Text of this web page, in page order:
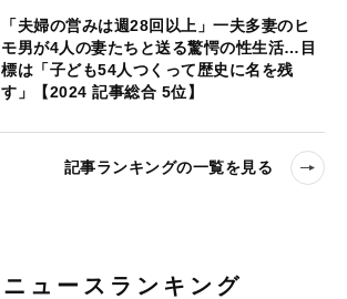
「夫婦の営みは週28回以上」一夫多妻のヒ
モ男が4人の妻たちと送る驚愕の性生活…目
標は「子ども54人つくって歴史に名を残
す」【2024 記事総合 5位】
記事ランキングの一覧を見る
ニュースランキング